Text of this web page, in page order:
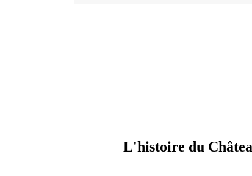
L'histoire du